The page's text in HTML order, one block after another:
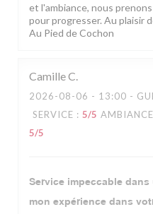
et l'ambiance, nous
pour progresser. Au plaisir
Au Pied de Cochon
CamilleC
2026-08-06 - 13:00 -
SERVICE : 5/5 AMBIANCE
5/5
Service impeccable
mon expérience dans